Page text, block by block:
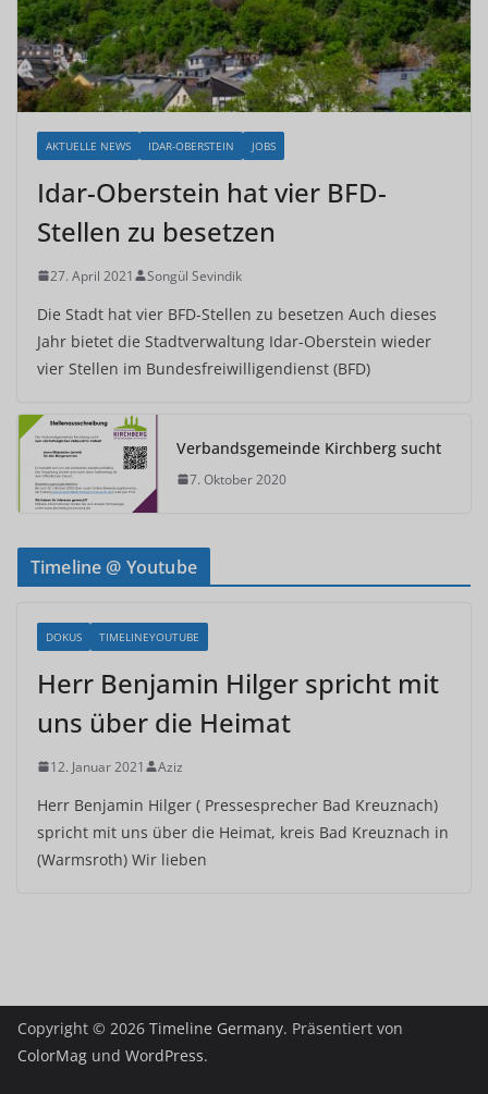
AKTUELLE NEWS IDAR-OBERSTEIN JOBS
Idar-Oberstein hat vier BFD-
Stellen zu besetzen
27. April 2021 Songül Sevindik
Die Stadt hat vier BFD-Stellen zu besetzen Auch dieses
Jahr bietet die Stadtverwaltung Idar-Oberstein wieder
vier Stellen im Bundesfreiwilligendienst (BFD)
Verbandsgemeinde Kirchberg sucht
7. Oktober 2020
Timeline @ Youtube
DOKUS TIMELINEYOUTUBE
Herr Benjamin Hilger spricht mit
uns über die Heimat
12. Januar 2021 Aziz
Herr Benjamin Hilger ( Pressesprecher Bad Kreuznach)
spricht mit uns über die Heimat, kreis Bad Kreuznach in
(Warmsroth) Wir lieben
Copyright © 2026 Timeline Germany. Präsentiert von
ColorMag und WordPress.